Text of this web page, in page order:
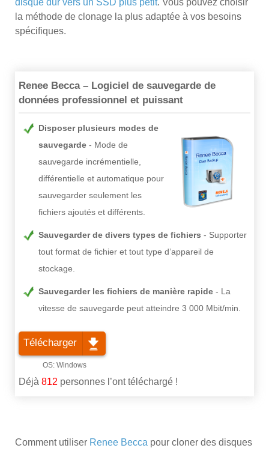
disque dur vers un SSD plus petit. Vous pouvez choisir
la méthode de clonage la plus adaptée à vos besoins
spécifiques.
Renee Becca – Logiciel de sauvegarde de
données professionnel et puissant
Disposer plusieurs modes de
sauvegarde
Mode de
sauvegarde incrémentielle,
différentielle et automatique pour
sauvegarder seulement les
fichiers ajoutés et différents.
Sauvegarder de divers types de fichiers
Supporter
tout format de fichier et tout type d’appareil de
stockage.
Sauvegarder les fichiers de manière rapide
La
vitesse de sauvegarde peut atteindre 3 000 Mbit/min.
Télécharger
Déjà 812 personnes l’ont téléchargé !
Comment utiliser Renee Becca pour cloner des disques